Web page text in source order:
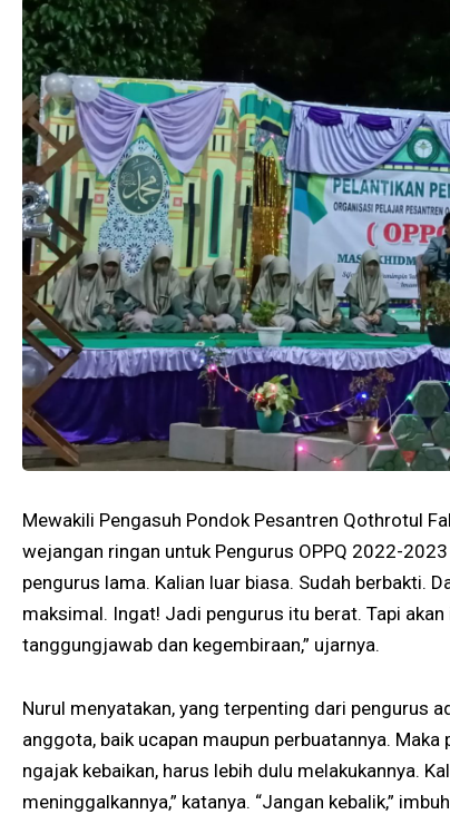
Mewakili Pengasuh Pondok Pesantren Qothrotul
wejangan ringan untuk Pengurus OPPQ 2022-
pengurus lama. Kalian luar biasa. Sudah berbakti.
maksimal. Ingat! Jadi pengurus itu berat. Tapi
tanggungjawab dan kegembiraan,” ujarnya.
Nurul menyatakan, yang terpenting dari pengurus
anggota, baik ucapan maupun perbuatannya.
ngajak kebaikan, harus lebih dulu melakukannya.
meninggalkannya,” katanya. “Jangan kebalik,”